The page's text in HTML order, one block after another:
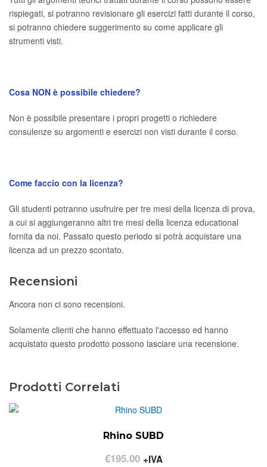
rispiegati, si potranno revisionare gli esercizi fatti durante il corso,
si potranno chiedere suggerimento su come applicare gli
strumenti visti.
Cosa NON è possibile chiedere?
Non è possibile presentare i propri progetti o richiedere
consulenze su argomenti e esercizi non visti durante il corso.
Come faccio con la licenza?
Gli studenti potranno usufruire per tre mesi della licenza di prova,
a cui si aggiungeranno altri tre mesi della licenza educational
fornita da noi. Passato questo periodo si potrà acquistare una
licenza ad un prezzo scontato.
Recensioni
Ancora non ci sono recensioni.
Solamente clienti che hanno effettuato l'accesso ed hanno
acquistato questo prodotto possono lasciare una recensione.
Prodotti Correlati
Rhino SUBD
€195.00 +IVA